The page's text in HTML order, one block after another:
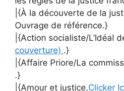
|{À la découverte de la
Ouvrage de référence.}
|{Action socialiste/L’Idéal
couverture) .}
|{Affaire Priore/La
.}
|{Amour et justice,Clicker